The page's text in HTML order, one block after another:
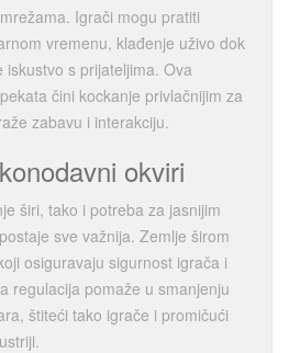
Igrači mogu pratiti
vremenu, klađenje uživo dok
iskustvo s prijateljima. Ova
čini kockanje privlačnijim za
zabavu i interakciju.
okviri
širi, tako i potreba za jasnijim
sve važnija. Zemlje širom
osiguravaju sigurnost igrača i
regulacija pomaže u smanjenju
štiteći tako igrače i promičući